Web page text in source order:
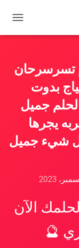
ب
ا
تسرسرحان
بدوت
جميل
يجرها
شيء جميل
الآن
🔮